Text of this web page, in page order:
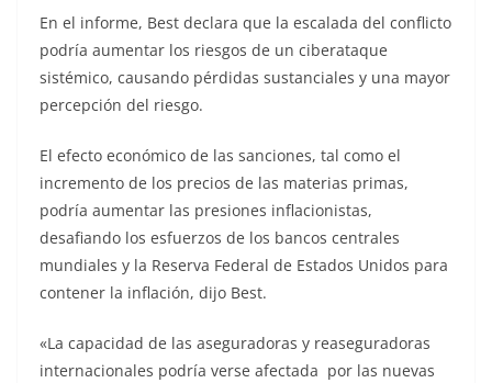
En el informe, Best declara que la escalada del conflicto
podría aumentar los riesgos de un ciberataque
sistémico, causando pérdidas sustanciales y una mayor
percepción del riesgo.
El efecto económico de las sanciones, tal como el
incremento de los precios de las materias primas,
podría aumentar las presiones inflacionistas,
desafiando los esfuerzos de los bancos centrales
mundiales y la Reserva Federal de Estados Unidos para
contener la inflación, dijo Best.
«La capacidad de las aseguradoras y reaseguradoras
internacionales podría verse afectada por las nuevas